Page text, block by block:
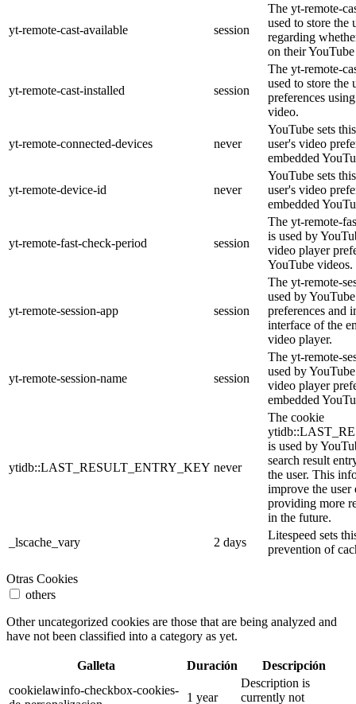
yt-remote-cast-available session
The yt-remote-
used to store the
regarding
on their
yt-remote-cast-installed session
The yt-remote-
used to store the
preferences
video.
yt-remote-connected-devices never
YouTube sets
user's video
embedded
yt-remote-device-id never
YouTube sets
user's video
embedded
yt-remote-fast-check-period session
The yt-remote-
is used by
video player
YouTube videos.
yt-remote-session-app session
The yt-remote-
used by
preferences and
interface of the
video player.
yt-remote-session-name session
The yt-remote-
used by
video player
embedded
ytidb::LAST_RESULT_ENTRY_KEY never
The cookie
is used by
search result
the user. This
improve the user
providing more
in the future.
_lscache_vary
2 days
Litespeed sets
prevention of
Otras Cookies
others
Other uncategorized cookies are those that are being analyzed and
have not been classified into a category as yet.
Galleta Duración
Descripción
cookielawinfo-checkbox-cookies-
1 year
Description is
currently not